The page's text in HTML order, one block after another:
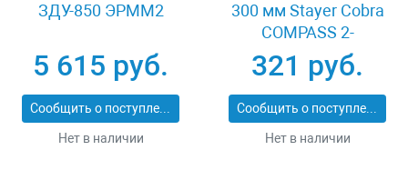
ЗДУ-850 ЭРММ2
5 615 руб.
Сообщить о поступлении
Нет в наличии
300 мм Stayer Cobra
COMPASS 2-
15087_z02
321 руб.
Сообщить о поступлении
Нет в наличии